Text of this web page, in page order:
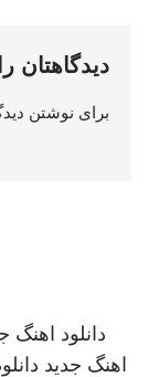
دیدگاهتان
برای نوشتن
دانلود اهنگ
اهنگ جدید